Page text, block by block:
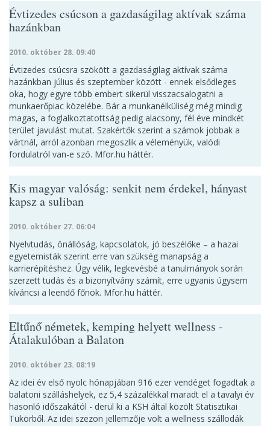
Évtizedes csúcson a gazdaságilag aktívak száma
hazánkban
2010. október 28. 09:40
Évtizedes csúcsra szökött a gazdaságilag aktívak száma
hazánkban július és szeptember között - ennek elsődleges
oka, hogy egyre több embert sikerül visszacsalogatni a
munkaerőpiac közelébe. Bár a munkanélküliség még mindig
magas, a foglalkoztatottság pedig alacsony, fél éve mindkét
terület javulást mutat. Szakértők szerint a számok jobbak a
vártnál, arról azonban megoszlik a véleményük, valódi
fordulatról van-e szó. Mfor.hu háttér.
Kis magyar valóság: senkit nem érdekel, hányast
kapsz a suliban
2010. október 27. 06:04
Nyelvtudás, önállóság, kapcsolatok, jó beszélőke – a hazai
egyetemisták szerint erre van szükség manapság a
karrierépítéshez. Úgy vélik, legkevésbé a tanulmányok során
szerzett tudás és a bizonyítvány számít, erre ugyanis úgysem
kíváncsi a leendő főnök. Mfor.hu háttér.
Eltűnő németek, kemping helyett wellness -
Átalakulóban a Balaton
2010. október 23. 08:19
Az idei év első nyolc hónapjában 916 ezer vendéget fogadtak a
balatoni szálláshelyek, ez 5,4 százalékkal maradt el a tavalyi év
hasonló időszakától - derül ki a KSH által közölt Statisztikai
Tükörből. Az idei szezon jellemzője volt a wellness szállodák